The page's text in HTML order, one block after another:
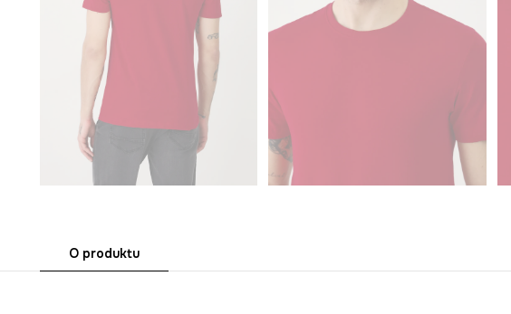
O produktu